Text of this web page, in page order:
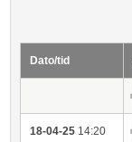
Dato/tid
18-04-25 14:20